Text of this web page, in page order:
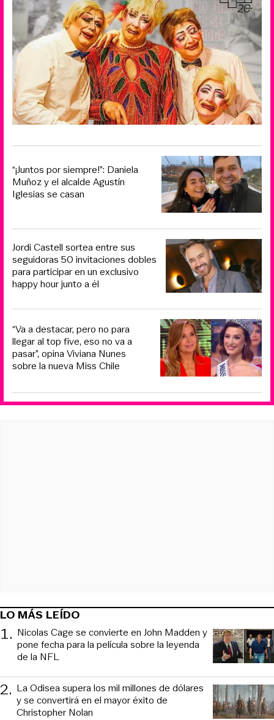
“¡Juntos por siempre!”: Daniela
Muñoz y el alcalde Agustín
Iglesias se casan
Jordi Castell sortea entre sus
seguidoras 50 invitaciones dobles
para participar en un exclusivo
happy hour junto a él
“Va a destacar, pero no para
llegar al top five, eso no va a
pasar”, opina Viviana Nunes
sobre la nueva Miss Chile
LO MÁS LEÍDO
1. Nicolas Cage se convierte en John Madden y
pone fecha para la película sobre la leyenda
de la NFL
2. La Odisea supera los mil millones de dólares
y se convertirá en el mayor éxito de
Christopher Nolan